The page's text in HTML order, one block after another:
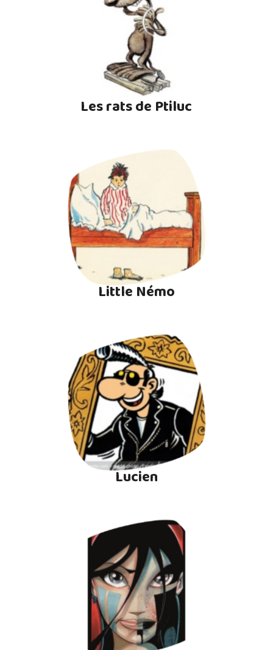
Les rats de Ptiluc
Little Némo
Lucien